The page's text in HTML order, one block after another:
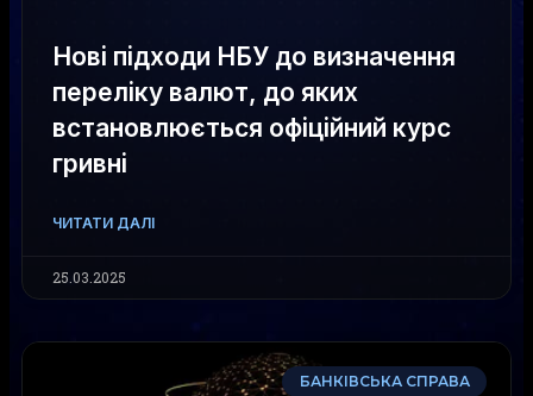
Нові підходи НБУ до визначення
переліку валют, до яких
встановлюється офіційний курс
гривні
ЧИТАТИ ДАЛІ
25.03.2025
БАНКІВСЬКА СПРАВА